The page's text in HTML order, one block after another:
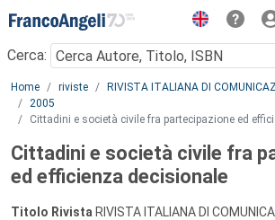
Menu
Cerca:
Main content
Home riviste
RIVISTA ITALIANA DI
2005
Cittadini e società civile fra partecipazione ed
Cittadini e società civile fra
ed efficienza decisionale
Titolo Rivista RIVISTA ITALIANA DI